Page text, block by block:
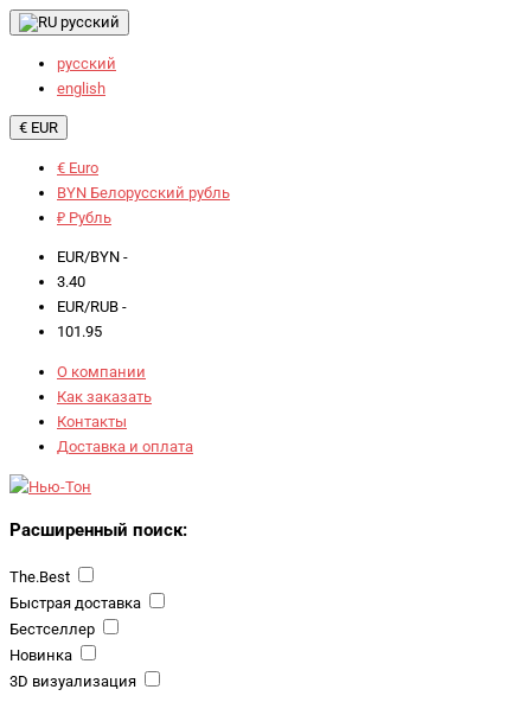
русский
русский
english
€ EUR
€ Euro
BYN Белорусский рубль
₽ Рубль
EUR/BYN -
3.40
EUR/RUB -
101.95
О компании
Как заказать
Контакты
Доставка и оплата
Расширенный поиск:
The.Best
Быстрая доставка
Бестселлер
Новинка
3D визуализация